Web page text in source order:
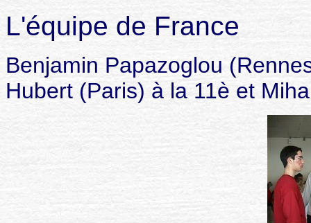
L'équipe de France
Benjamin Papazoglou
Hubert (Paris) à la 11è et